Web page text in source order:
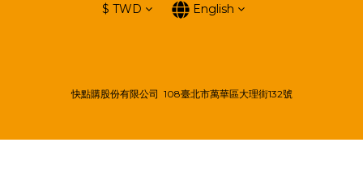
$ TWD English
快點購股份有限公司 108臺北市萬華區大理街132號